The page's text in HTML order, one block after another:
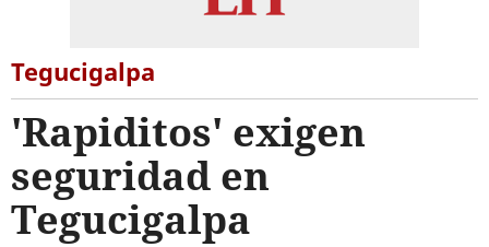
Tegucigalpa
'Rapiditos' exigen
seguridad en
Tegucigalpa